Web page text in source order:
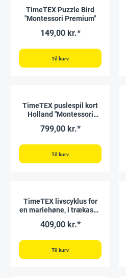
TimeTEX Puzzle Bird
"Montessori Premium"
149,00 kr.*
Til kurv
TimeTEX puslespil kort
Holland "Montessori
799,00 kr.*
Til kurv
TimeTEX livscyklus for
en mariehøne, i trækasse
409,00 kr.*
Til kurv